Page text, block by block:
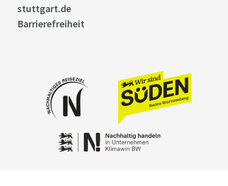
stuttgart.de
Barrierefreiheit